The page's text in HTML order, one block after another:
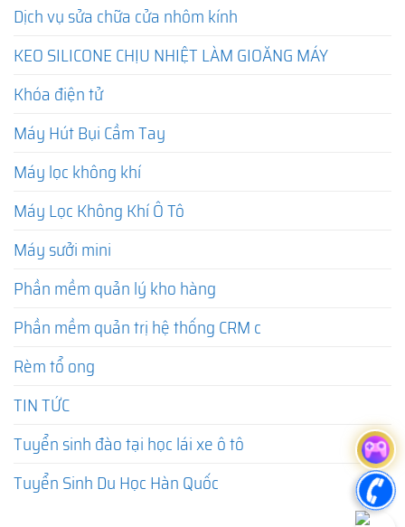
Dịch vụ sửa chữa cửa nhôm kính
KEO SILICONE CHỊU NHIỆT LÀM GIOĂNG MÁY
Khóa điện tử
Máy Hút Bụi Cầm Tay
Máy lọc không khí
Máy Lọc Không Khí Ô Tô
Máy sưởi mini
Phần mềm quản lý kho hàng
Phần mềm quản trị hệ thống CRM c
Rèm tổ ong
TIN TỨC
Tuyển sinh đào tại học lái xe ô tô
Tuyển Sinh Du Học Hàn Quốc